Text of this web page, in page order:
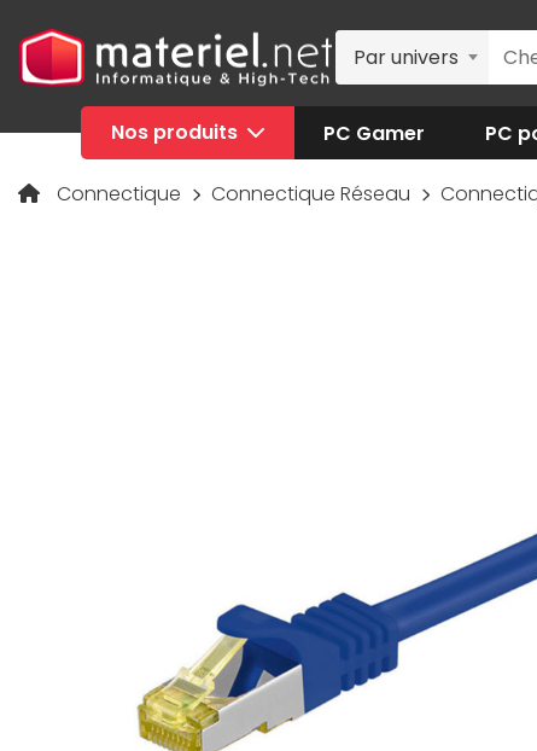
Par univers
Nos produits PC Gamer PC
Connectique Connectique Réseau